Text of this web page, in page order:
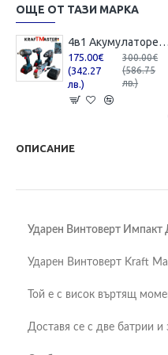
ОЩЕ ОТ ТАЗИ МАРКА
4в1 Акумулаторен Безчетков Перфоратор Винтоверт Гайковерт и Ъглошлайф с 50 части Инструменти KRAFT MASTER 18V 5AH
175.00€
(342.27
лв.)
300.00€
(586.75
лв.)
ОПИСАНИЕ
Ударен Винтоверт Импакт
Ударен Винтоверт Kraft
Той е с висок въртящ
Доставя се с две батрии и